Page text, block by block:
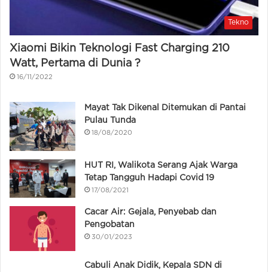
Tekno
Xiaomi Bikin Teknologi Fast Charging 210
Watt, Pertama di Dunia ?
16/11/2022
Mayat Tak Dikenal Ditemukan di Pantai
Pulau Tunda
18/08/2020
HUT RI, Walikota Serang Ajak Warga
Tetap Tangguh Hadapi Covid 19
17/08/2021
Cacar Air: Gejala, Penyebab dan
Pengobatan
30/01/2023
Cabuli Anak Didik, Kepala SDN di